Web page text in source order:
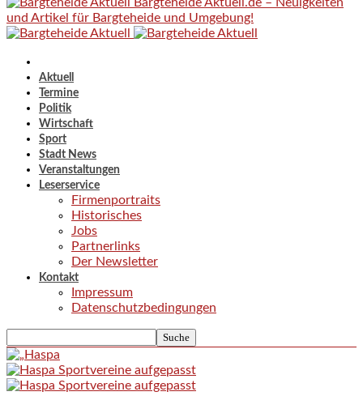
und Artikel für Bargteheide und Umgebung!
Aktuell
Termine
Politik
Wirtschaft
Sport
Stadt News
Veranstaltungen
Leserservice
Firmenportraits
Historisches
Jobs
Partnerlinks
Der Newsletter
Kontakt
Impressum
Datenschutzbedingungen